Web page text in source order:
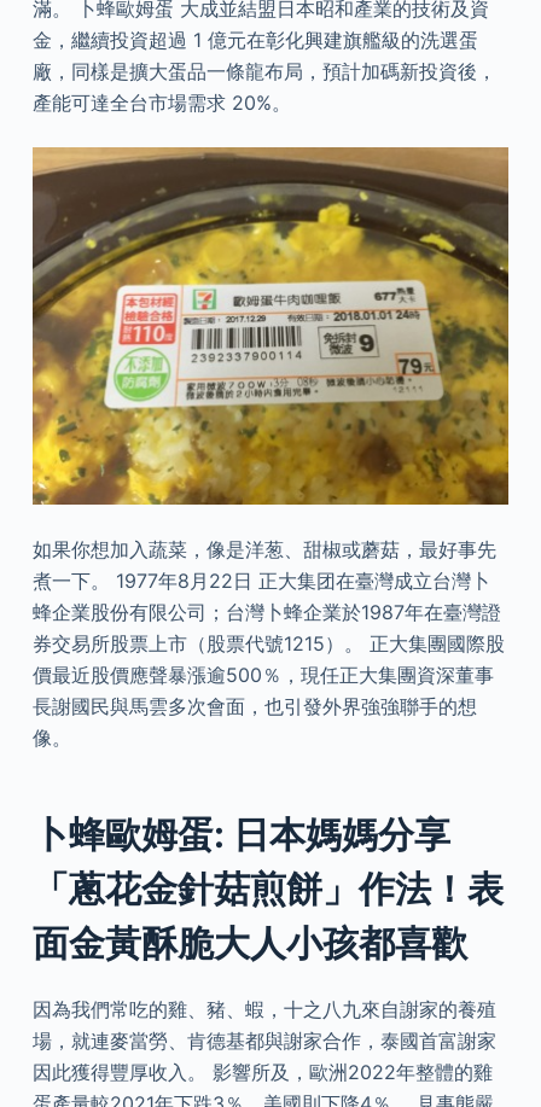
滿。 卜蜂歐姆蛋 大成並結盟日本昭和產業的技術及資
金，繼續投資超過 1 億元在彰化興建旗艦級的洗選蛋
廠，同樣是擴大蛋品一條龍布局，預計加碼新投資後，
產能可達全台市場需求 20%。
如果你想加入蔬菜，像是洋葱、甜椒或蘑菇，最好事先
煮一下。 1977年8月22日 正大集团在臺灣成立台灣卜
蜂企業股份有限公司；台灣卜蜂企業於1987年在臺灣證
券交易所股票上市（股票代號1215）。 正大集團國際股
價最近股價應聲暴漲逾500％，現任正大集團資深董事
長謝國民與馬雲多次會面，也引發外界強強聯手的想
像。
卜蜂歐姆蛋: 日本媽媽分享
「蔥花金針菇煎餅」作法！表
面金黃酥脆大人小孩都喜歡
因為我們常吃的雞、豬、蝦，十之八九來自謝家的養殖
場，就連麥當勞、肯德基都與謝家合作，泰國首富謝家
因此獲得豐厚收入。 影響所及，歐洲2022年整體的雞